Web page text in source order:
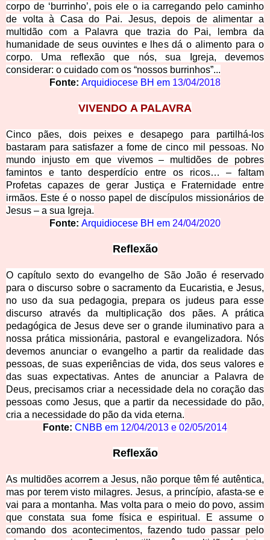
corpo de ‘burrinho’, pois ele o ia carregando pelo caminho
de volta à Casa do Pai. Jesus, depois de alimentar a
multidão com a Palavra que trazia do Pai, lembra da
humanidade de seus ouvintes e lhes dá o alimento para o
corpo. Uma reflexão que nós, sua Igreja, devemos
considerar: o cuidado com os “nossos burrinhos”...
Fonte: Arquidiocese BH em 13/04/2018
VIVENDO A PALAVRA
Cinco pães, dois peixes e desapego para partilhá-los
bastaram para satisfazer a fome de cinco mil pessoas. No
mundo injusto em que vivemos – multidões de pobres
famintos e tanto desperdício entre os ricos… – faltam
Profetas capazes de gerar Justiça e Fraternidade entre
irmãos. Este é o nosso papel de discípulos missionários de
Jesus – a sua Igreja.
Fonte: Arquidiocese BH em 24/04/2020
Reflexão
O capítulo sexto do evangelho de São João é reservado
para o discurso sobre o sacramento da Eucaristia, e Jesus,
no uso da sua pedagogia, prepara os judeus para esse
discurso através da multiplicação dos pães. A prática
pedagógica de Jesus deve ser o grande iluminativo para a
nossa prática missionária, pastoral e evangelizadora. Nós
devemos anunciar o evangelho a partir da realidade das
pessoas, de suas experiências de vida, dos seus valores e
das suas expectativas. Antes de anunciar a Palavra de
Deus, precisamos criar a necessidade dela no coração das
pessoas como Jesus, que a partir da necessidade do pão,
cria a necessidade do pão da vida eterna.
Fonte: CNBB em 12/04/2013 e 02/05/2014
Reflexão
As multidões acorrem a Jesus, não porque têm fé autêntica,
mas por terem visto milagres. Jesus, a princípio, afasta-se e
vai para a montanha. Mas volta para o meio do povo, assim
que constata sua fome física e espiritual. E assume o
comando dos acontecimentos, fazendo tudo passar pelo